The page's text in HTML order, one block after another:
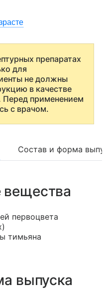
препаратах
для
не должны
в качестве
Перед применением
с врачом.
Состав и форма
первоцвета
тимьяна
выпуска